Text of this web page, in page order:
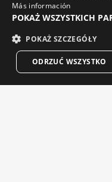
Filmy o narciarstwie
Maile warte Twojej
Más información
POKAŻ WSZYSTKICH
POKAŻ SZCZEGÓŁY
ODRZUĆ WSZYSTKO